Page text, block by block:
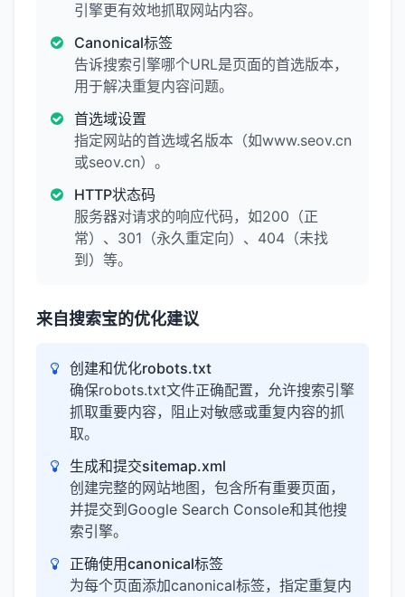
引擎更有效地抓取网站内容。
Canonical标签
告诉搜索引擎哪个URL是页面的首选版本，
用于解决重复内容问题。
首选域设置
指定网站的首选域名版本（如www.seov.cn
或seov.cn）。
HTTP状态码
服务器对请求的响应代码，如200（正
常）、301（永久重定向）、404（未找
到）等。
来自搜索宝的优化建议
创建和优化robots.txt
确保robots.txt文件正确配置，允许搜索引擎
抓取重要内容，阻止对敏感或重复内容的抓
取。
生成和提交sitemap.xml
创建完整的网站地图，包含所有重要页面，
并提交到Google Search Console和其他搜
索引擎。
正确使用canonical标签
为每个页面添加canonical标签，指定重复内